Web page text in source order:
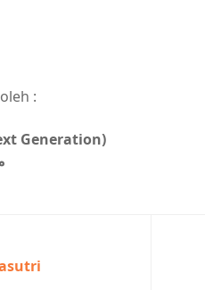
:
Generation)